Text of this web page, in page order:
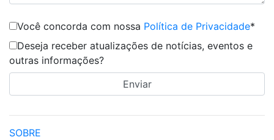
Você concorda com nossa Política de Privacidade*
Deseja receber atualizações de notícias, eventos e
outras informações?
SOBRE